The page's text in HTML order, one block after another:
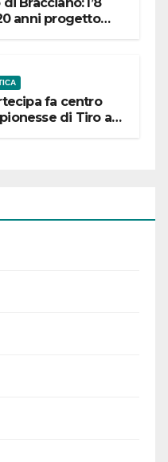
anni progetto
fa centro
di Tiro a